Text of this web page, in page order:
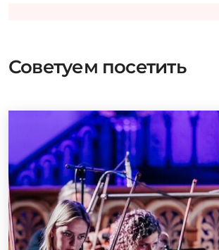
Советуем посетить